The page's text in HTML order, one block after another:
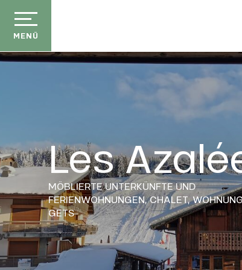
contenu
principal
MENÜ
Les
MÖBLIERTE UNTERKÜNFTE UND
FERIENWOHNUNGEN,CHALET,
GETS